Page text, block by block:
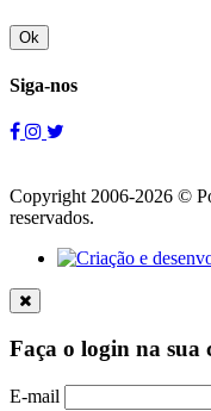
Ok
Siga-nos
Copyright 2006-2026 ©
reservados.
Faça o login na sua
E-mail